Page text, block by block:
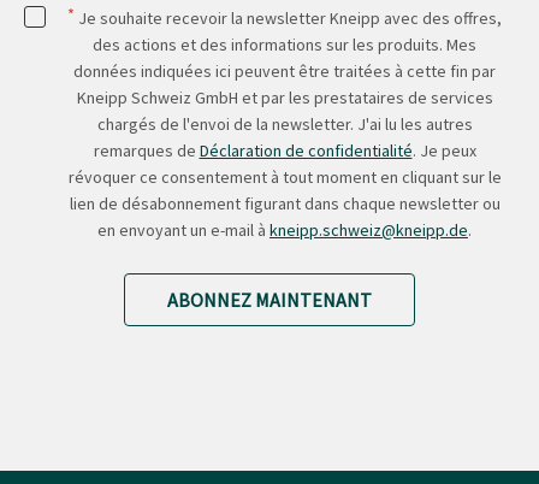
* Je souhaite recevoir la newsletter Kneipp avec des offres,
des actions et des informations sur les produits. Mes
données indiquées ici peuvent être traitées à cette fin par
Kneipp Schweiz GmbH et par les prestataires de services
chargés de l'envoi de la newsletter. J'ai lu les autres
remarques de Déclaration de confidentialité. Je peux
révoquer ce consentement à tout moment en cliquant sur le
lien de désabonnement figurant dans chaque newsletter ou
en envoyant un e-mail à kneipp.schweiz@kneipp.de.
ABONNEZ MAINTENANT